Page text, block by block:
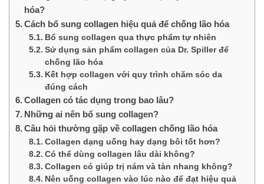
hóa?
Cách bổ sung collagen hiệu quả để chống lão hóa
Bổ sung collagen qua thực phẩm tự nhiên
Sử dụng sản phẩm collagen của Dr. Spiller để
chống lão hóa
Kết hợp collagen với quy trình chăm sóc da
đúng cách
Collagen có tác dụng trong bao lâu?
Những ai nên bổ sung collagen?
Câu hỏi thường gặp về collagen chống lão hóa
Collagen dạng uống hay dạng bôi tốt hơn?
Có thể dùng collagen lâu dài không?
Collagen có giúp trị nám và tàn nhang không?
Nên uống collagen vào lúc nào để đạt hiệu quả